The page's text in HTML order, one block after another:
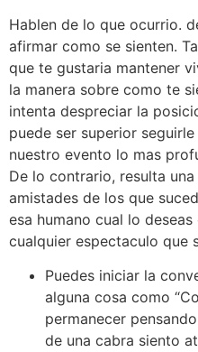
Hablen de lo que ocurrio.
afirmar como se sienten.
que te gustaria mantener
la manera sobre como te
intenta despreciar la
puede ser superior
nuestro evento lo mas
De lo contrario, resulta
amistades de los que
esa humano cual lo
cualquier espectaculo que
Puedes iniciar la
alguna cosa como
permanecer
de una cabra siento